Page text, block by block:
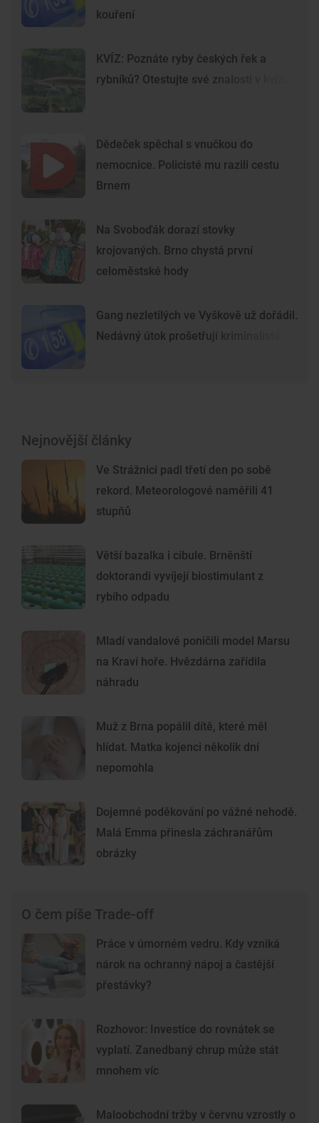
kouření
KVÍZ: Poznáte ryby českých řek a
rybníků? Otestujte své znalosti v kvízu
Dědeček spěchal s vnučkou do
nemocnice. Policisté mu razili cestu
Brnem
Na Svoboďák dorazí stovky
krojovaných. Brno chystá první
celoměstské hody
Gang nezletilých ve Vyškově už dořádil.
Nedávný útok prošetřují kriminalisté
Nejnovější články
Ve Strážnici padl třetí den po sobě
rekord. Meteorologové naměřili 41
stupňů
Větší bazalka i cibule. Brněnští
doktorandi vyvíjejí biostimulant z
rybího odpadu
Mladí vandalové poničili model Marsu
na Kraví hoře. Hvězdárna zařídila
náhradu
Muž z Brna popálil dítě, které měl
hlídat. Matka kojenci několik dní
nepomohla
Dojemné poděkování po vážné nehodě.
Malá Emma přinesla záchranářům
obrázky
O čem píše Trade-off
Práce v úmorném vedru. Kdy vzniká
nárok na ochranný nápoj a častější
přestávky?
Rozhovor: Investice do rovnátek se
vyplatí. Zanedbaný chrup může stát
mnohem víc
Maloobchodní tržby v červnu vzrostly o